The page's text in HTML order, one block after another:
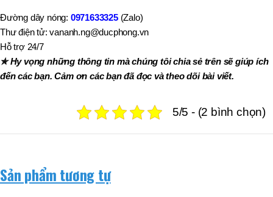
Đường dây nóng: 0971633325(Zalo)
Thư điện tử: vananh.ng@ducphong.vn
Hỗ trợ 24/7
✯ Hy vọng những thông tin mà chúng tôi chia sẻ trên sẽ giúp ích
đến các bạn. Cảm ơn các bạn đã đọc và theo dõi bài viết.
5/5 - (2 bình chọn)
Sản phẩm tương tự